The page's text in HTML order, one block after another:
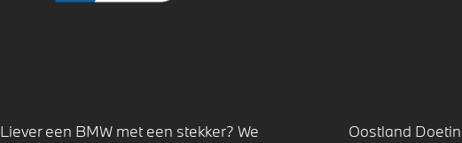
Liever een BMW met een stekker? We
Oostland